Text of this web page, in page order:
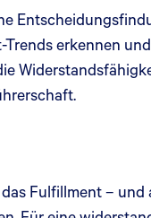
erkennen
Fulfillment –